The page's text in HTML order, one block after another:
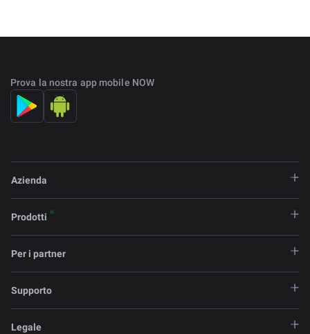
Prova la nostra app mobile NOW
Azienda
Prodotti
Per i partner
Supporto
Legale